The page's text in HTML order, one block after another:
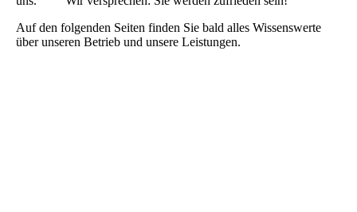
Auf den folgenden Seiten finden Sie bald alles Wissenswerte
überunseren Betrieb und unsere Leistungen.